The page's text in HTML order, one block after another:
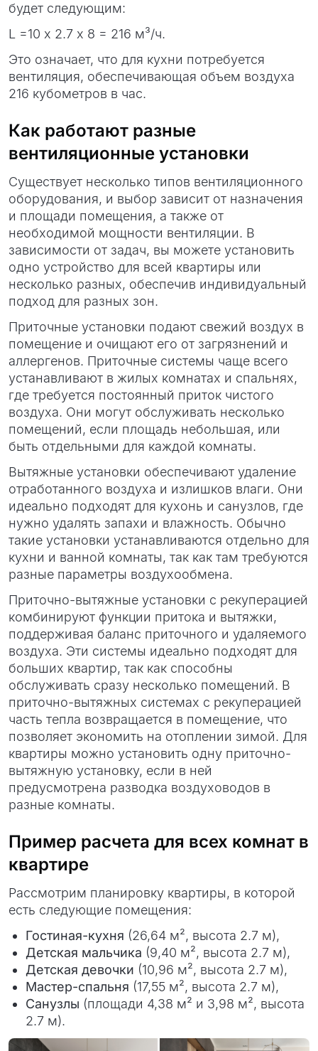
будет следующим:
L =10 х 2.7 х 8 = 216 м³/ч.
Это означает, что для кухни потребуется
вентиляция, обеспечивающая объем воздуха
216 кубометров в час.
Как работают разные
вентиляционные установки
Существует несколько типов вентиляционного
оборудования, и выбор зависит от назначения
и площади помещения, а также от
необходимой мощности вентиляции. В
зависимости от задач, вы можете установить
одно устройство для всей квартиры или
несколько разных, обеспечив индивидуальный
подход для разных зон.
Приточные установки подают свежий воздух в
помещение и очищают его от загрязнений и
аллергенов. Приточные системы чаще всего
устанавливают в жилых комнатах и спальнях,
где требуется постоянный приток чистого
воздуха. Они могут обслуживать несколько
помещений, если площадь небольшая, или
быть отдельными для каждой комнаты.
Вытяжные установки обеспечивают удаление
отработанного воздуха и излишков влаги. Они
идеально подходят для кухонь и санузлов, где
нужно удалять запахи и влажность. Обычно
такие установки устанавливаются отдельно для
кухни и ванной комнаты, так как там требуются
разные параметры воздухообмена.
Приточно-вытяжные установки с рекуперацией
комбинируют функции притока и вытяжки,
поддерживая баланс приточного и удаляемого
воздуха. Эти системы идеально подходят для
больших квартир, так как способны
обслуживать сразу несколько помещений. В
приточно-вытяжных системах с рекуперацией
часть тепла возвращается в помещение, что
позволяет экономить на отоплении зимой. Для
квартиры можно установить одну приточно-
вытяжную установку, если в ней
предусмотрена разводка воздуховодов в
разные комнаты.
Пример расчета для всех комнат в
квартире
Рассмотрим планировку квартиры, в которой
есть следующие помещения:
Гостиная-кухня (26,64 м², высота 2.7 м),
Детская мальчика (9,40 м², высота 2.7 м),
Детская девочки (10,96 м², высота 2.7 м),
Мастер-спальня (17,55 м², высота 2.7 м),
Санузлы (площади 4,38 м² и 3,98 м², высота
2.7 м).